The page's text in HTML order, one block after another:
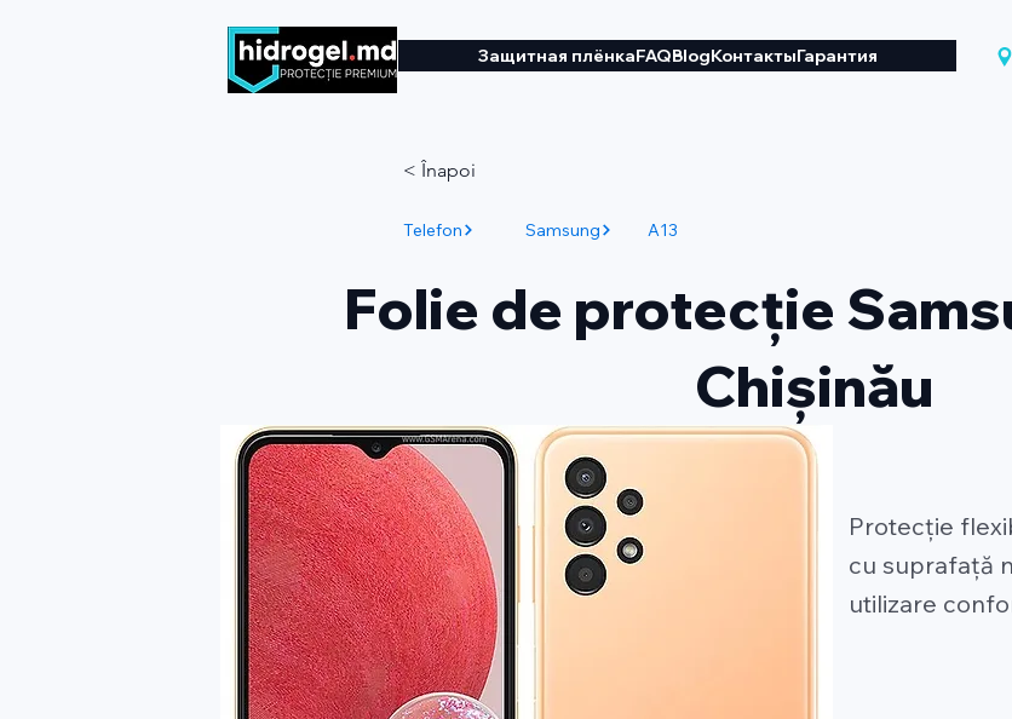
Защитная плёнкаFAQBlogКонтактыГарантия
< Înapoi
Telefon Samsung A13
Folie de protecție
Chișinău
Protecție
cu suprafață
utilizare